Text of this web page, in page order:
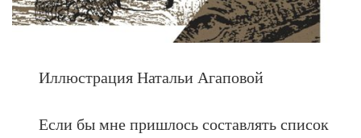
Иллюстрация Натальи Агаповой
Если бы мне пришлось составлять список